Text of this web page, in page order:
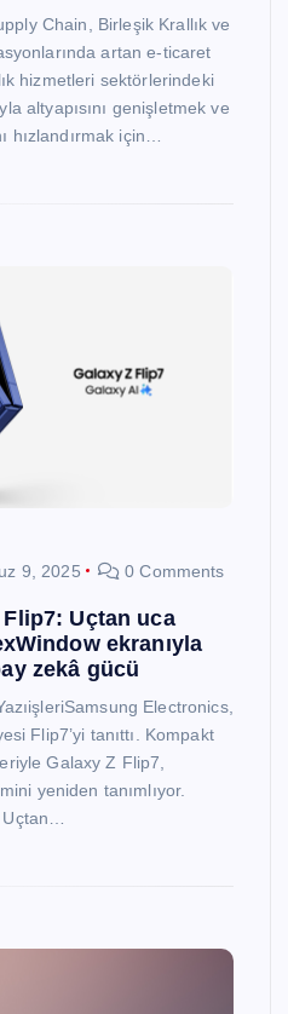
Chain, Birleşik Krallık ve
artan e-ticaret
hizmetleri sektörlerindeki
altyapısını genişletmek ve
hızlandırmak için…
9, 2025 0 Comments
Uçtan uca
ekranıyla
zekâ gücü
Electronics,
Flip7’yi tanıttı. Kompakt
Galaxy Z Flip7,
yeniden tanımlıyor.